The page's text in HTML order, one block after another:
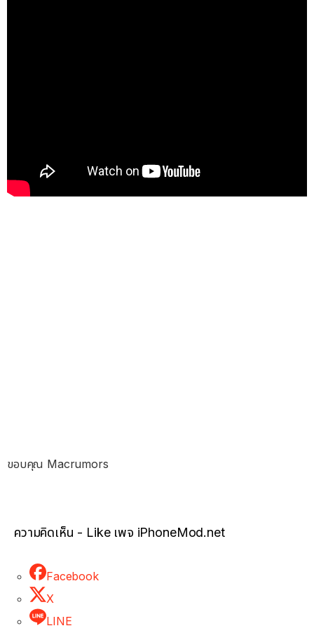
ขอบคุณ Macrumors
ความคิดเห็น - Like เพจ iPhoneMod.net
Facebook
X
LINE